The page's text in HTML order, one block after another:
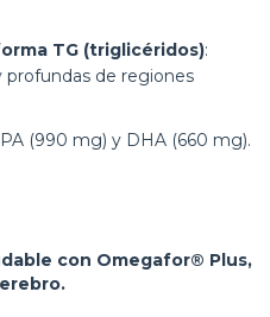
TG (triglicéridos):
profundas de regiones
(990 mg) y DHA (660 mg).
con Omegafor® Plus,